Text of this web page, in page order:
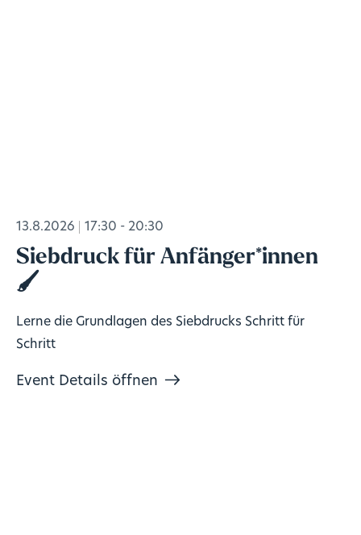
13.8.2026 17:30 - 20:30
Siebdruck für Anfänger*innen
🖌️
Lerne die Grundlagen des Siebdrucks Schritt für
Schritt
Event Details öffnen